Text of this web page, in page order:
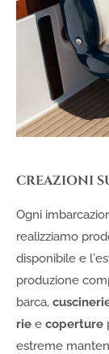
CREAZIONI
Ogni
realizziamo
disponibile e
produzione
barca,
rie e coperture
estreme